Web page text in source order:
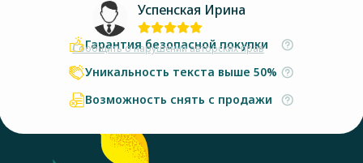
Успенская Ирина
Сообщить о нарушении авторских прав
Гарантия безопасной покупки
Уникальность текста выше 50%
Возможность снять с продажи